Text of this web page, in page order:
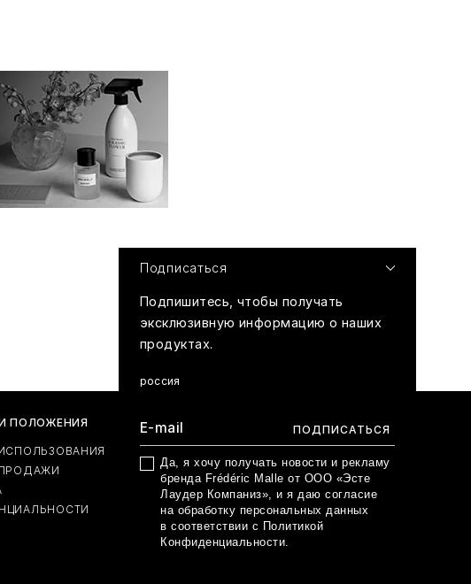
ПОЛОЖЕНИЯ
Подписаться
Подпишитесь, чтобы получать
эксклюзивную информацию о наших
продуктах.
россия
Да, я хочу получать новости и рекламу
бренда Frédéric Malle от ООО «Эсте
Лаудер Компаниз», и я даю согласие
на обработку персональных данных
в соответствии с Политикой
Конфиденциальности.